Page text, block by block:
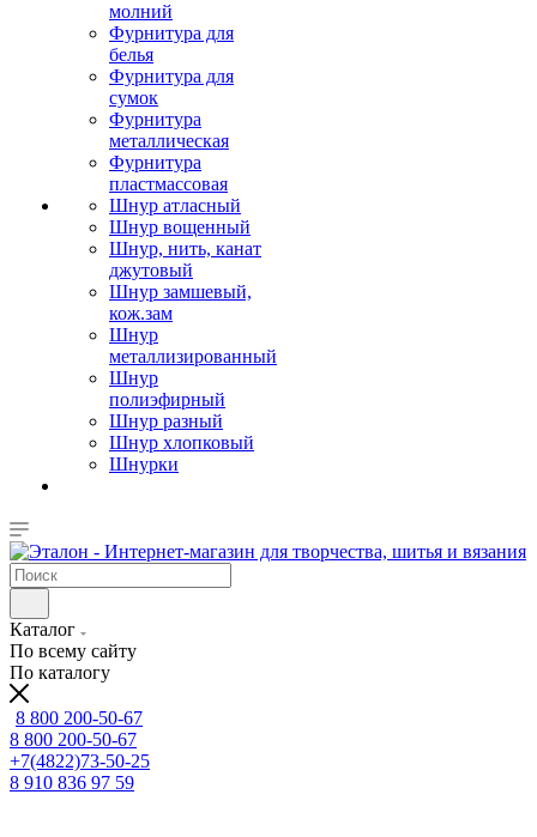
молний
Фурнитура для
белья
Фурнитура для
сумок
Фурнитура
металлическая
Фурнитура
пластмассовая
Шнур атласный
Шнур вощенный
Шнур, нить, канат
джутовый
Шнур замшевый,
кож.зам
Шнур
металлизированный
Шнур
полиэфирный
Шнур разный
Шнур хлопковый
Шнурки
Каталог
По всему сайту
По каталогу
8 800 200-50-67
8 800 200-50-67
+7(4822)73-50-25
8 910 836 97 59